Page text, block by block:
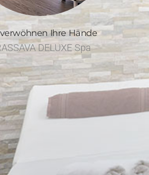
Ihre Hände
DELUXE Spa
Handbad und Nagelanalyse werden
Form gefeilt. Anschließend
durch professionellen Maniküre einen
makellosen Look.